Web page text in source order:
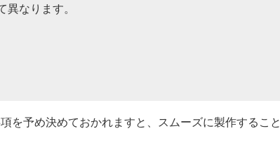
なります。
を予め決めておかれますと、スムーズに製作すること